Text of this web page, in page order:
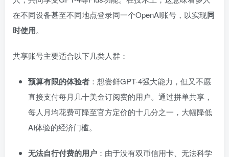
在不同设备甚至不同地点登录同一个OpenAI账号，以实现同
时使用。
共享账号主要适合以下几类人群：
预算有限的体验者 ：想尝鲜GPT-4强大能力，但又不愿
直接支付每月几十美金订阅费的用户。通过拼单共享，
每人月均花费可降至官方定价的十几分之一，大幅降低
AI体验的经济门槛。
无法自行付费的用户 ：由于没有双币信用卡、无法科学